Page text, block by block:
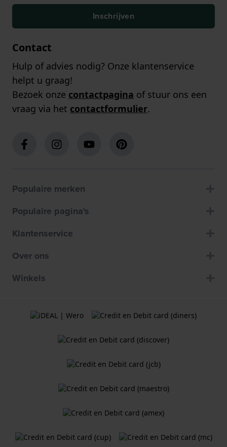
Inschrijven
Contact
Hulp of advies nodig? Onze klantenservice
helpt u graag!
Bezoek onze contactpagina of stuur ons een
vraag via het contactformulier.
Populaire merken
Populaire pagina's
Klantenservice
Over ons
Winkels